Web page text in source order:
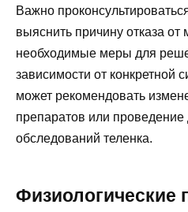
Важно
выяснить причину отказа от
необходимые меры для
зависимости от конкретной
может рекомендовать
препаратов или
обследований теленка.
Физиологические